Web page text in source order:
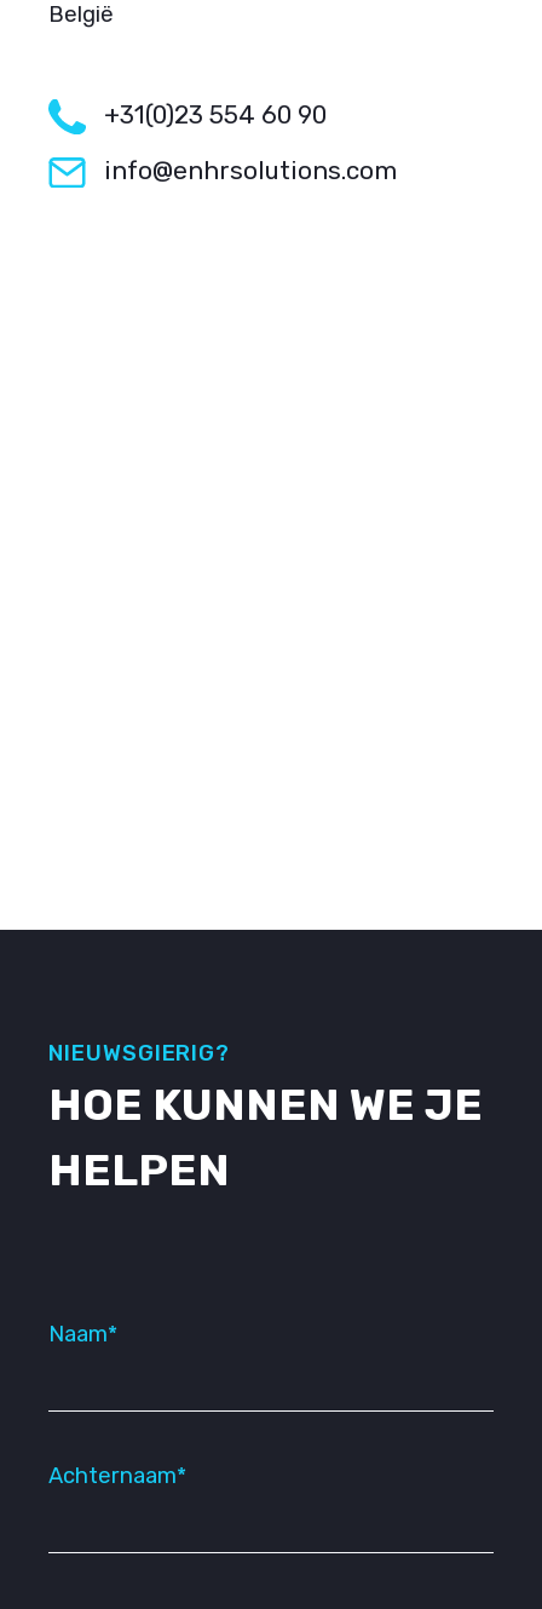
België
+31(0)23 554 60 90
info@enhrsolutions.com
NIEUWSGIERIG?
HOE KUNNEN WE JE
HELPEN
Naam*
Achternaam*